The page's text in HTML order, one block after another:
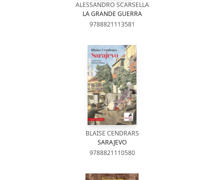
ALESSANDRO SCARSELLA
LA GRANDE GUERRA
9788821113581
BLAISE CENDRARS
SARAJEVO
9788821110580